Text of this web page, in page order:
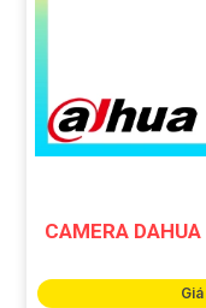
CAMERA